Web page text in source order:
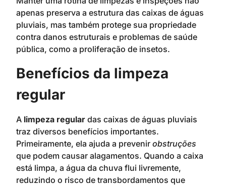
apenas preserva a estrutura das caixas de águas
pluviais, mas também protege sua propriedade
contra danos estruturais e problemas de saúde
pública, como a proliferação de insetos.
Benefícios da limpeza
regular
A limpeza regular das caixas de águas pluviais
traz diversos benefícios importantes.
Primeiramente, ela ajuda a prevenir obstruções
que podem causar alagamentos. Quando a caixa
está limpa, a água da chuva flui livremente,
reduzindo o risco de transbordamentos que